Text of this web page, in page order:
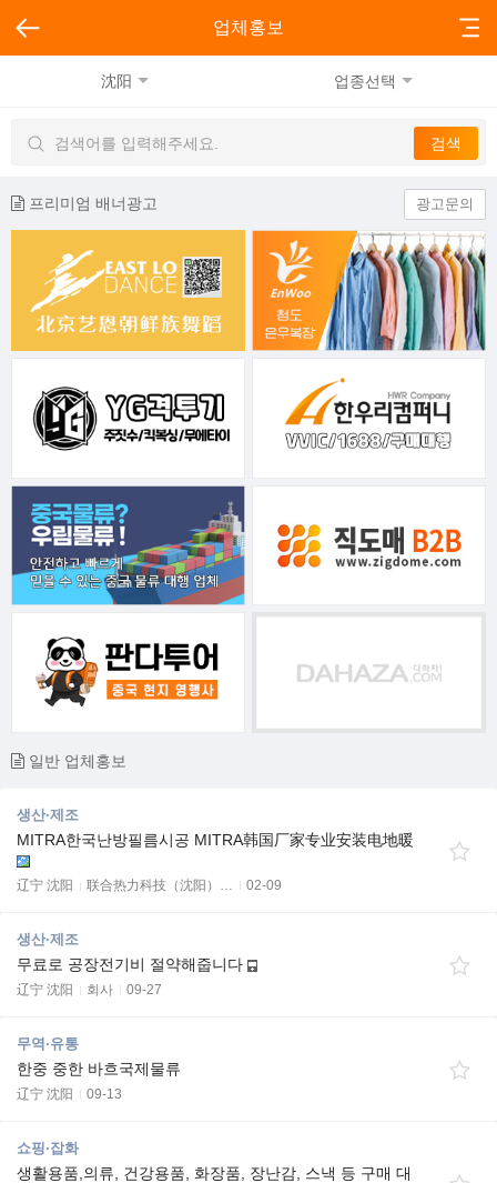
업체홍보
沈阳 업종선택
프리미엄 배너광고 광고문의
일반 업체홍보
생산·제조
MITRA한국난방필름시공 MITRA韩国厂家专业安装电地暖
辽宁 沈阳 联合热力科技（沈阳）… 02-09
생산·제조
무료로 공장전기비 절약해줍니다
辽宁 沈阳 회사 09-27
무역·유통
한중 중한 바흐국제물류
辽宁 沈阳 09-13
쇼핑·잡화
생활용품,의류, 건강용품, 화장품, 장난감, 스낵 등 구매 대